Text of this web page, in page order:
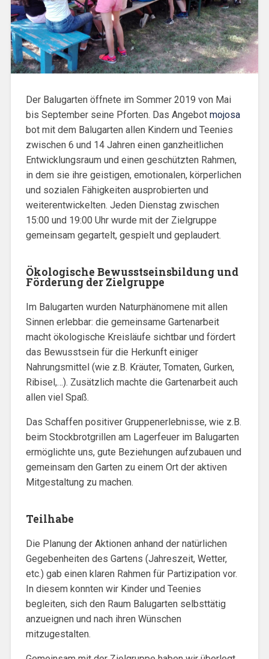
Der Balugarten öffnete im Sommer 2019 von Mai
bis September seine Pforten. Das Angebot mojosa
bot mit dem Balugarten allen Kindern und Teenies
zwischen 6 und 14 Jahren einen ganzheitlichen
Entwicklungsraum und einen geschützten Rahmen,
in dem sie ihre geistigen, emotionalen, körperlichen
und sozialen Fähigkeiten ausprobierten und
weiterentwickelten. Jeden Dienstag zwischen
15:00 und 19:00 Uhr wurde mit der Zielgruppe
gemeinsam gegartelt, gespielt und geplaudert.
Ökologische Bewusstseinsbildung und
Förderung der Zielgruppe
Im Balugarten wurden Naturphänomene mit allen
Sinnen erlebbar: die gemeinsame Gartenarbeit
macht ökologische Kreisläufe sichtbar und fördert
das Bewusstsein für die Herkunft einiger
Nahrungsmittel (wie z.B. Kräuter, Tomaten, Gurken,
Ribisel,…). Zusätzlich machte die Gartenarbeit auch
allen viel Spaß.
Das Schaffen positiver Gruppenerlebnisse, wie z.B.
beim Stockbrotgrillen am Lagerfeuer im Balugarten
ermöglichte uns, gute Beziehungen aufzubauen und
gemeinsam den Garten zu einem Ort der aktiven
Mitgestaltung zu machen.
Teilhabe
Die Planung der Aktionen anhand der natürlichen
Gegebenheiten des Gartens (Jahreszeit, Wetter,
etc.) gab einen klaren Rahmen für Partizipation vor.
In diesem konnten wir Kinder und Teenies
begleiten, sich den Raum Balugarten selbsttätig
anzueignen und nach ihren Wünschen
mitzugestalten.